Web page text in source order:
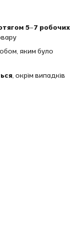
5–7 робочих
яким було
, окрім випадків